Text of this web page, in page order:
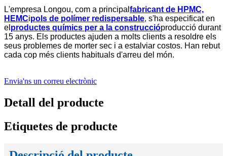
L'empresa Longou, com a principal fabricant de HPMC,
HEMCipols de polímer redispersable, s'ha especificat en
el productes químics per a la construccióproducció durant
15 anys. Els productes ajuden a molts clients a resoldre els
seus problemes de morter sec i a estalviar costos. Han rebut
cada cop més clients habituals d'arreu del món.
Envia'ns un correu electrònic
Detall del producte
Etiquetes de producte